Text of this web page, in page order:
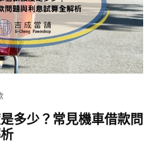
多少？常見機車借款問